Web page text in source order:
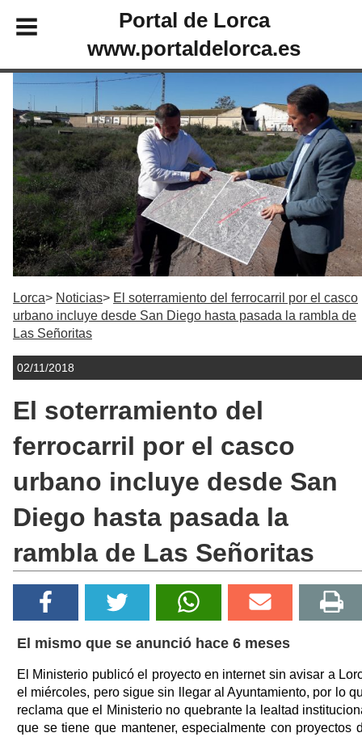
Portal de Lorca
www.portaldelorca.es
Lorca Noticias
El soterramiento del ferrocarril por el casco
urbano incluye desde San Diego hasta pasada la rambla de
Las Señoritas
02/11/2018
El soterramiento del
ferrocarril por el casco
urbano incluye desde San
Diego hasta pasada la
rambla de Las Señoritas
El mismo que se anunció hace 6 meses
El Ministerio publicó el proyecto en internet sin avisar a
el miércoles, pero sigue sin llegar al Ayuntamiento, por lo
reclama que el Ministerio no quebrante la lealtad
que se tiene que mantener, especialmente con proyectos